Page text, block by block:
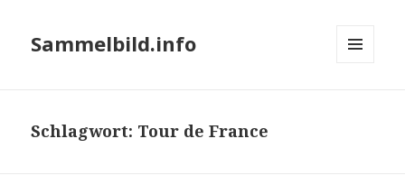
Sammelbild.info
Schlagwort: Tour de France